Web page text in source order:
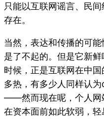
只能以互联网谣言、民
存在。
当然，表达和传播的可
是了不起的。但是它新
时候，正是互联网在中
多热，有多少人同样认
——然而现在呢，个人网
在资本面前如此软弱，